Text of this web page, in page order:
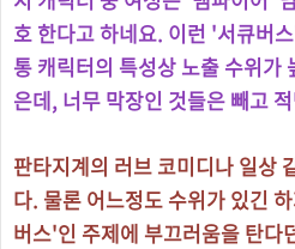
호 한다고 하네요. 이런 '서큐버
통 캐릭터의 특성상 노출 수위가
은데, 너무 막장인 것들은 빼고
판타지계의 러브 코미디나 일상
다. 물론 어느정도 수위가 있긴
버스'인 주제에 부끄러움을 탄다